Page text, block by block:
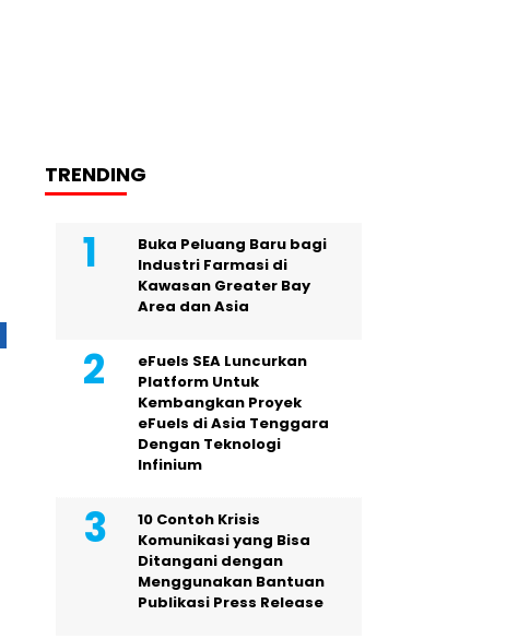
TRENDING
Buka Peluang Baru bagi
Industri Farmasi di
Kawasan Greater Bay
Area dan Asia
eFuels SEA Luncurkan
Platform Untuk
Kembangkan Proyek
eFuels di Asia Tenggara
Dengan Teknologi
Infinium
10 Contoh Krisis
Komunikasi yang Bisa
Ditangani dengan
Menggunakan Bantuan
Publikasi Press Release